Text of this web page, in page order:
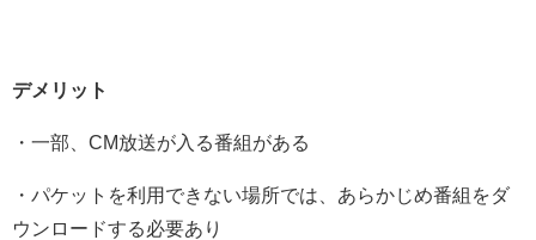
デメリット
・一部、CM放送が入る番組がある
・パケットを利用できない場所では、あらかじめ番組をダ
ウンロードする必要あり